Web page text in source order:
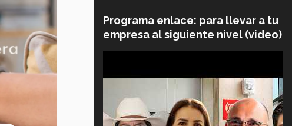
Programa enlace: para llevar a tu
empresa al siguiente nivel (video)